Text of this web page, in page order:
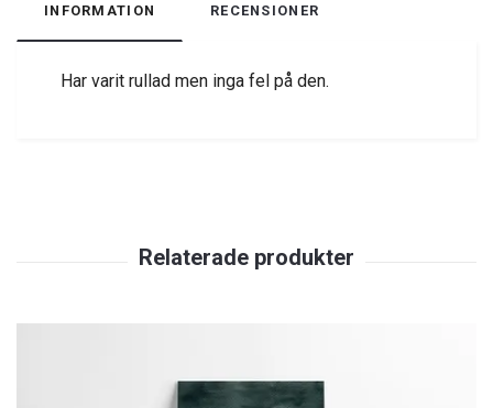
INFORMATION RECENSIONER
Har varit rullad men inga fel på den.